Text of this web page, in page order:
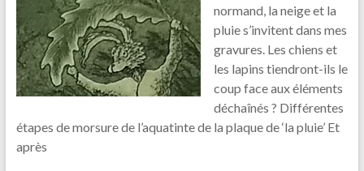
normand, la neige et la
pluie s’invitent dans mes
gravures. Les chiens et
les lapins tiendront-ils le
coup face aux éléments
déchaînés ? Différentes
étapes de morsure de l’aquatinte de la plaque de ‘la pluie’ Et
après